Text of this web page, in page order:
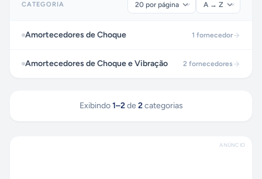
CATEGORIA
Amortecedores de Choque 1 fornecedor
Amortecedores de Choque e Vibração 2 fornecedores
Exibindo 1–2 de 2 categorias
ANÚNCIO